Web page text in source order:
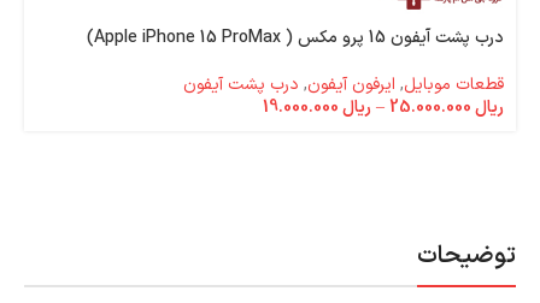
توضیحات
درب پشت آیفون 15 پرو مکس ( Apple iPhone 15 ProMax)
قطعات موبایل, ایرفون آیفون, درب پشت آیفون
ریال
– ریال